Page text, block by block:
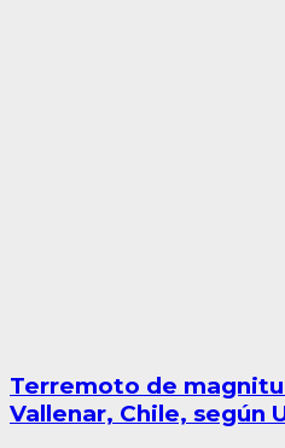
Terremoto de
Vallenar, Chile, según